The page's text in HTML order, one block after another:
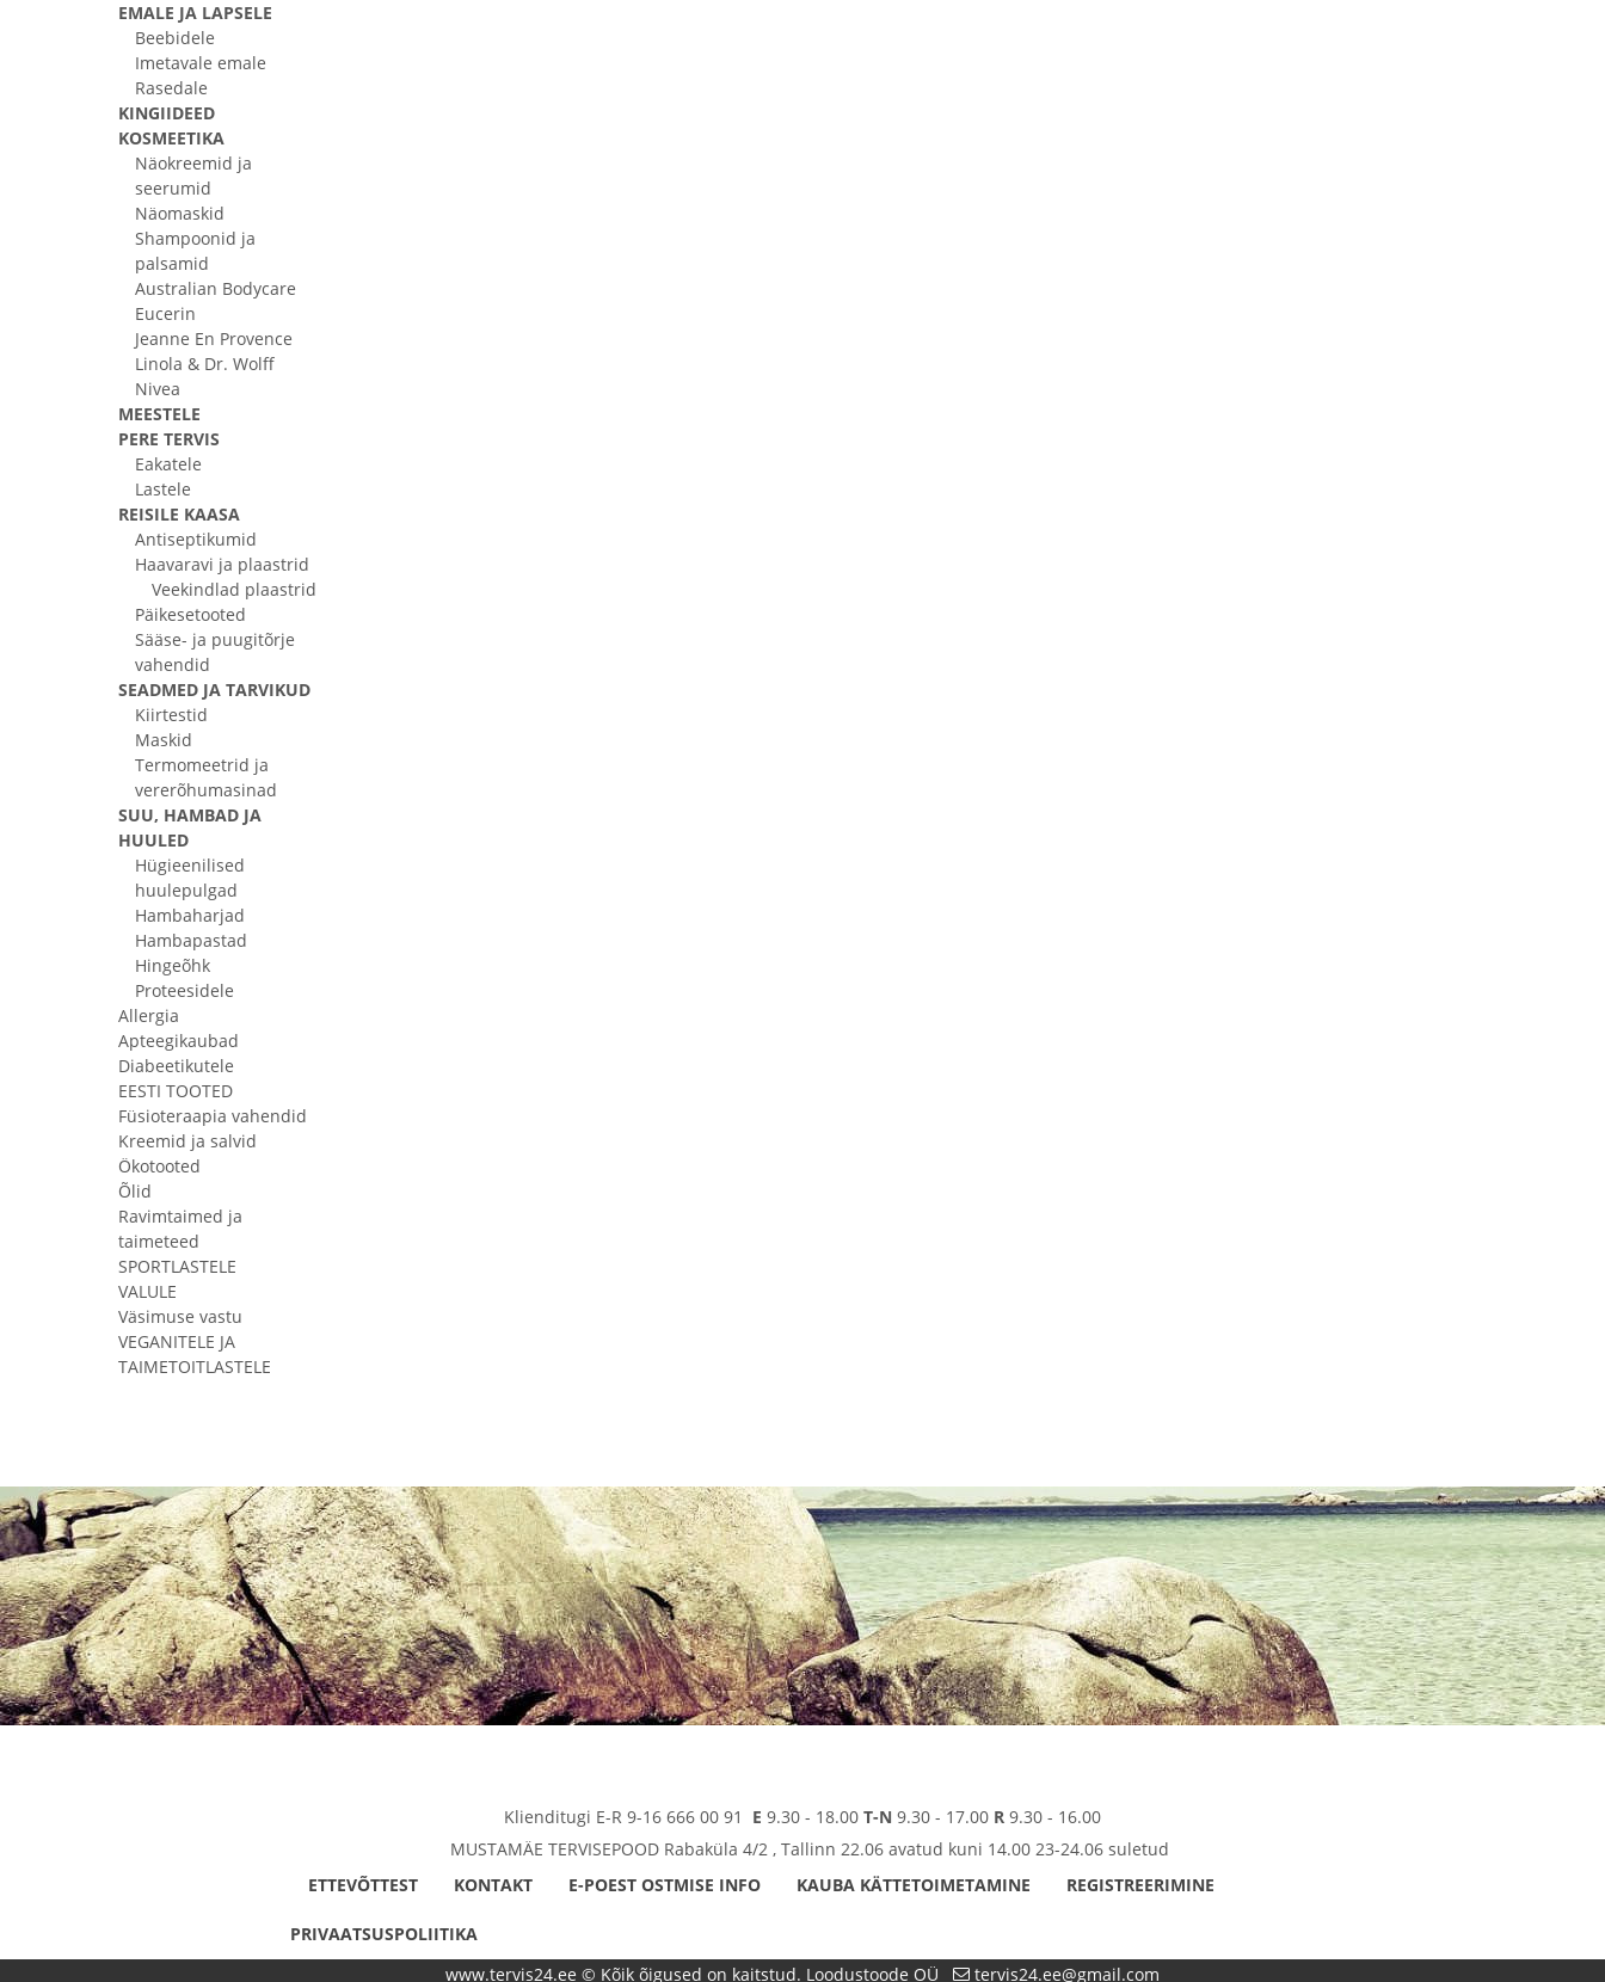
EMALE JA LAPSELE
Beebidele
Imetavale emale
Rasedale
KINGIIDEED
KOSMEETIKA
Näokreemid ja
seerumid
Näomaskid
Shampoonid ja
palsamid
Australian Bodycare
Eucerin
Jeanne En Provence
Linola & Dr. Wolff
Nivea
MEESTELE
PERE TERVIS
Eakatele
Lastele
REISILE KAASA
Antiseptikumid
Haavaravi ja plaastrid
Veekindlad plaastrid
Päikesetooted
Sääse- ja puugitõrje
vahendid
SEADMED JA TARVIKUD
Kiirtestid
Maskid
Termomeetrid ja
vererõhumasinad
SUU, HAMBAD JA
HUULED
Hügieenilised
huulepulgad
Hambaharjad
Hambapastad
Hingeõhk
Proteesidele
Allergia
Apteegikaubad
Diabeetikutele
EESTI TOOTED
Füsioteraapia vahendid
Kreemid ja salvid
Ökotooted
Õlid
Ravimtaimed ja
taimeteed
SPORTLASTELE
VALULE
Väsimuse vastu
VEGANITELE JA
TAIMETOITLASTELE
Klienditugi E-R 9-16 666 00 91 E 9.30 - 18.00 T-N 9.30 - 17.00 R 9.30 - 16.00
MUSTAMÄE TERVISEPOOD Rabaküla 4/2 , Tallinn 22.06 avatud kuni 14.00 23-24.06 suletud
ETTEVÕTTEST
KONTAKT E-POEST OSTMISE INFO KAUBA KÄTTETOIMETAMINE REGISTREERIMINE
PRIVAATSUSPOLIITIKA
www.tervis24.ee © Kõik õigused on kaitstud. Loodustoode OÜ
tervis24.ee@gmail.com